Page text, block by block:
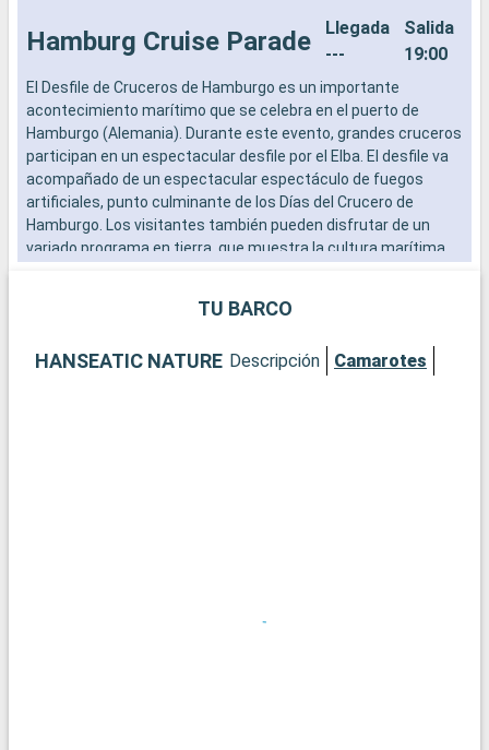
Hamburg Cruise Parade
Llegada
---
Salida
19:00
El Desfile de Cruceros de Hamburgo es un importante
acontecimiento marítimo que se celebra en el puerto de
Hamburgo (Alemania). Durante este evento, grandes cruceros
participan en un espectacular desfile por el Elba. El desfile va
acompañado de un espectacular espectáculo de fuegos
artificiales, punto culminante de los Días del Crucero de
Hamburgo. Los visitantes también pueden disfrutar de un
variado programa en tierra, que muestra la cultura marítima
TU BARCO
HANSEATIC NATURE Descripción Camarotes